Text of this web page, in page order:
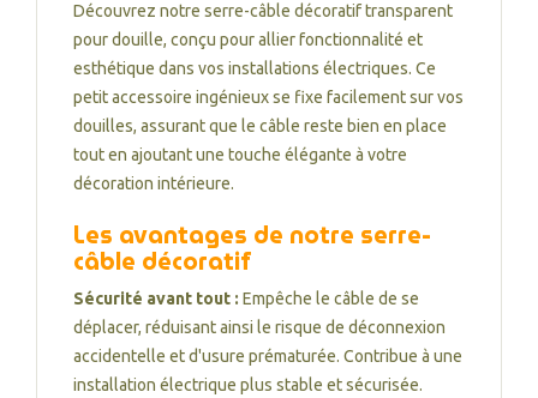
Découvrez notre serre-câble décoratif transparent
pour douille, conçu pour allier fonctionnalité et
esthétique dans vos installations électriques. Ce
petit accessoire ingénieux se fixe facilement sur vos
douilles, assurant que le câble reste bien en place
tout en ajoutant une touche élégante à votre
décoration intérieure.
Les avantages de notre serre-
câble décoratif
Sécurité avant tout : Empêche le câble de se
déplacer, réduisant ainsi le risque de déconnexion
accidentelle et d'usure prématurée. Contribue à une
installation électrique plus stable et sécurisée.